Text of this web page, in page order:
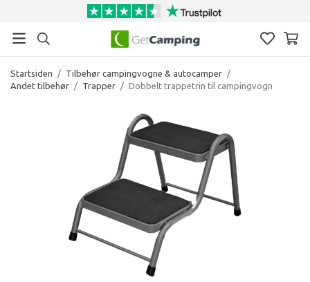
Startsiden / Tilbehør campingvogne & autocamper /
Andet tilbehør / Trapper / Dobbelt trappetrin til campingvogn